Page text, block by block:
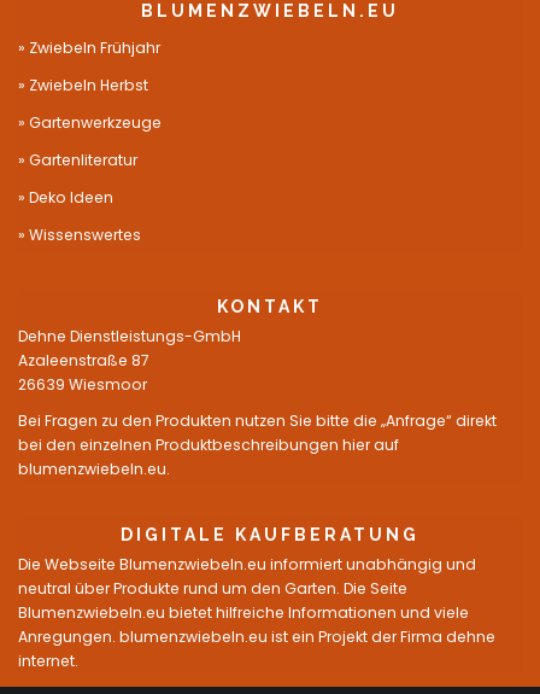
BLUMENZWIEBELN.EU
Zwiebeln Frühjahr
Zwiebeln Herbst
Gartenwerkzeuge
Gartenliteratur
Deko Ideen
Wissenswertes
KONTAKT
Dehne Dienstleistungs-GmbH
Azaleenstraße 87
26639 Wiesmoor
Bei Fragen zu den Produkten nutzen Sie bitte die „Anfrage“ direkt
bei den einzelnen Produktbeschreibungen hier auf
blumenzwiebeln.eu.
DIGITALE KAUFBERATUNG
Die Webseite Blumenzwiebeln.eu informiert unabhängig und
neutral über Produkte rund um den Garten. Die Seite
Blumenzwiebeln.eu bietet hilfreiche Informationen und viele
Anregungen. blumenzwiebeln.eu ist ein Projekt der Firma dehne
internet.